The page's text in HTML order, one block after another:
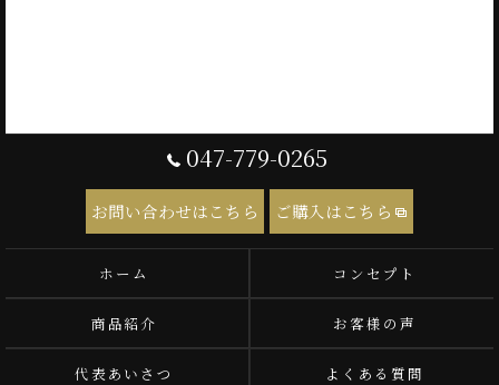
047-779-0265
お問い合わせはこちら ご購入はこちら
ホーム コンセプト
商品紹介 お客様の声
代表あいさつ よくある質問